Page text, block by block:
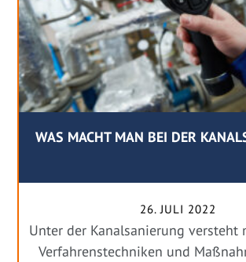
WAS MACHT MAN BEI DER
26. JULI 2022
Unter der Kanalsanierung versteht
Verfahrenstechniken und